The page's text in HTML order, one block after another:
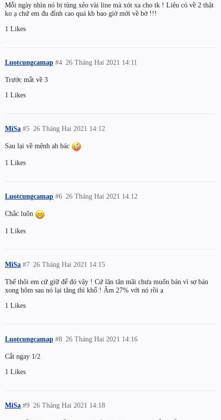
Mỗi ngày nhìn nó bị tùng xẻo vài line mà xót xa cho tk ! Liệu có về 2 thật
ko ạ chứ em đu đỉnh cao quá kb bao giờ mới về bờ !!!
1 Likes
Luotcungcamap 26 Tháng Hai 2021 14:11
#4
Trước mắt về 3
1 Likes
MiSa 26 Tháng Hai 2021 14:12
#5
Sau lại về mệnh ah bác
1 Likes
Luotcungcamap 26 Tháng Hai 2021 14:12
#6
Chắc luôn
1 Likes
MiSa 26 Tháng Hai 2021 14:15
#7
Thế thôi em cứ giữ để đó vậy ! Cứ lăn tăn mãi chưa muốn bán vì sợ bán
xong hôm sau nó lại tăng thì khổ ! Âm 27% với nó rồi ạ
1 Likes
Luotcungcamap 26 Tháng Hai 2021 14:16
#8
Cắt ngay 1/2
1 Likes
MiSa 26 Tháng Hai 2021 14:18
#9